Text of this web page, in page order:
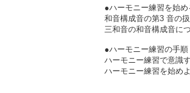
●ハーモニー練習を始め
和音構成音の第3 音の
三和音の和音構成音に
●ハーモニー練習の手順
ハーモニー練習で意識
ハーモニー練習を始め